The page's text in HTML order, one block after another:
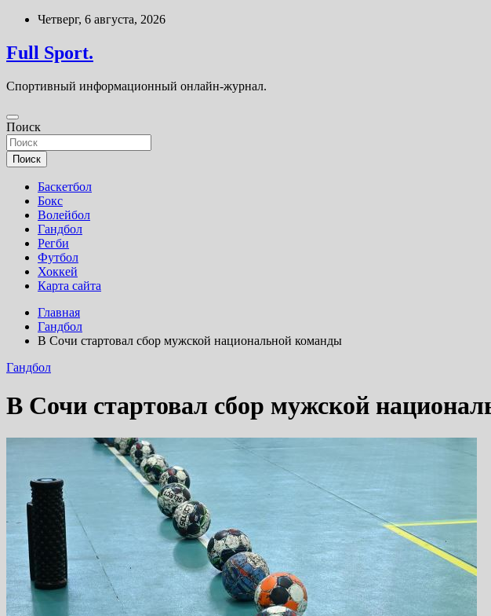
Перейти
содержимому
Четверг, 6 августа, 2026
Full Sport.
Спортивный информационный онлайн-журнал.
Поиск
Поиск
Баскетбол
Бокс
Волейбол
Гандбол
Регби
Футбол
Хоккей
Карта сайта
Главная
Гандбол
В Сочи стартовал сбор мужской национальной команды
Гандбол
В Сочи стартовал сбор мужской